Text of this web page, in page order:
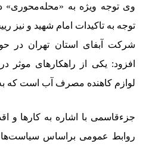
وی توجه ویژه به
توجه به تاکیدات امام شهید و نیز
شرکت آبفای استان تهران در
افزود: یکی از راهکارهای موثر
لوازم کاهنده مصرف آب است که
جزءقاسمی با اشاره به کارها و
روابط عمومی براساس